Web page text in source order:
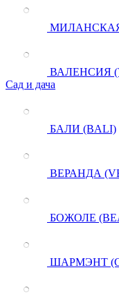
ВАЛЕНСИЯ
Сад и дача
БАЛИ (BALI)
ВЕРАНДА
БОЖОЛЕ
ШАРМЭНТ